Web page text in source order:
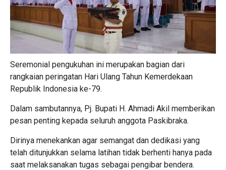
Seremonial pengukuhan ini merupakan bagian dari
rangkaian peringatan Hari Ulang Tahun Kemerdekaan
Republik Indonesia ke-79.
Dalam sambutannya, Pj. Bupati H. Ahmadi Akil memberikan
pesan penting kepada seluruh anggota Paskibraka.
Dirinya menekankan agar semangat dan dedikasi yang
telah ditunjukkan selama latihan tidak berhenti hanya pada
saat melaksanakan tugas sebagai pengibar bendera.